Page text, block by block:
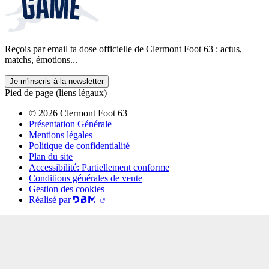
Reçois par email ta dose officielle de Clermont Foot 63 : actus,
matchs, émotions...
Je m'inscris à la newsletter
Pied de page (liens légaux)
© 2026 Clermont Foot 63
Présentation Générale
Mentions légales
Politique de confidentialité
Plan du site
Accessibilité: Partiellement conforme
Conditions générales de vente
Gestion des cookies
Réalisé par